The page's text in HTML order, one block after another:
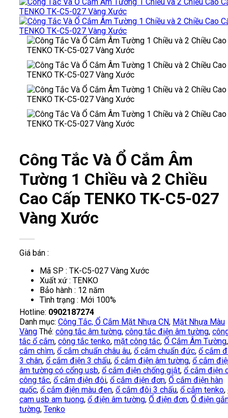
Công Tắc Và Ổ Cắm Âm
Tường 1 Chiều và 2 Chiều
Cao Cấp TENKO TK-C5-027
Vàng Xước
Giá bán :
Mã SP : TK-C5-027 Vàng Xước
Xuất xứ : TENKO
Bảo hành : 12 năm
Tình trạng : Mới 100%
Hotline: 0902187274
Danh mục: Công Tắc, Ổ Cắm Mặt Nhựa CN, Mặt Nhựa Màu
Vàng Thẻ: công tắc âm tường, công tắc điện âm tường,
tắc ổ cắm, công tắc tenko, mặt công tắc, Ổ Cắm Âm Tường
cắm chìm, ổ cắm chuẩn châu âu, ổ cắm chuẩn đức, ổ cắm
3 chân, ổ cắm điện 3 chấu, ổ cắm điện âm tường, ổ cắm
âm tường có cổng usb, ổ cắm điện chống giật, ổ cắm điện
công tắc, ổ cắm điện đôi, ổ cắm điện đơn, Ổ cắm điện hàn
quốc, ổ cắm điện màu đen, ổ cắm đôi 3 chấu, ổ cắm tenko,
cam usb am tuong, ổ điện âm tường, Ổ điện đơn, Ổ điện
tường, Tenko